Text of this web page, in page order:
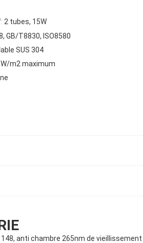
2 tubes, 15W
GB/T8830, ISO8580
SUS 304
W/m2 maximum
anti chambre 265nm de